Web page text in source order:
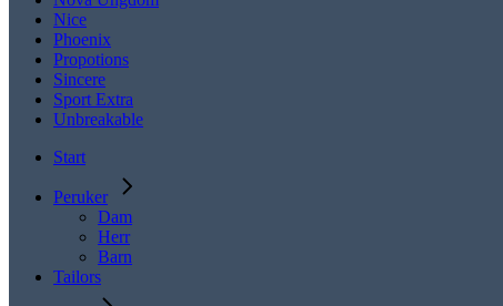
Nice
Phoenix
Propotions
Sincere
Sport Extra
Unbreakable
Start
Peruker
Dam
Herr
Barn
Tailors